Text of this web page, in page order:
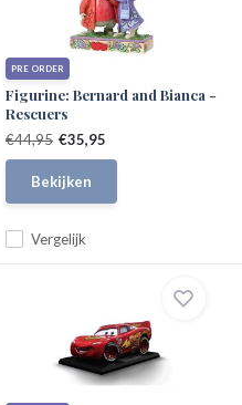
PRE ORDER
Figurine: Bernard and Bianca -
Rescuers
Vergelijk
€44,95 €35,95
Bekijken